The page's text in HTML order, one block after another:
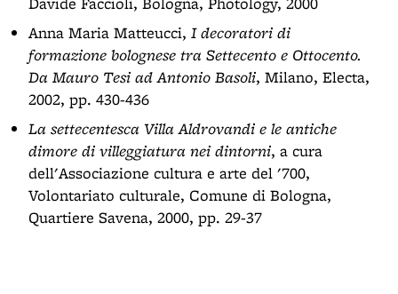
Anna Maria Matteucci, I decoratori di
formazione bolognese tra Settecento e Ottocento.
Da Mauro Tesi ad Antonio Basoli, Milano, Electa,
2002, pp. 430-436
La settecentesca Villa Aldrovandi e le antiche
dimore di villeggiatura nei dintorni, a cura
dell'Associazione cultura e arte del '700,
Volontariato culturale, Comune di Bologna,
Quartiere Savena, 2000, pp. 29-37